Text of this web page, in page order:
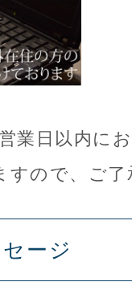
業日以内に
ので、ご了
ージ